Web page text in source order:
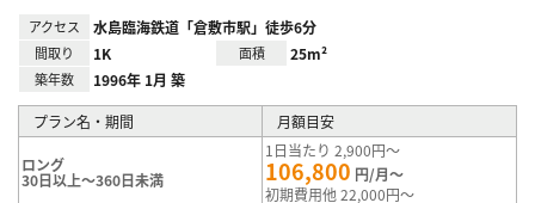
アクセス 水島臨海鉄道「倉敷市駅」徒歩6分
間取り 1K 面積 25m²
築年数 1996年 1月 築
プラン名・期間 月額目安
ロング
30日以上～360日未満
1日当たり 2,900円～
106,800 円/月～
初期費用他 22,000円～